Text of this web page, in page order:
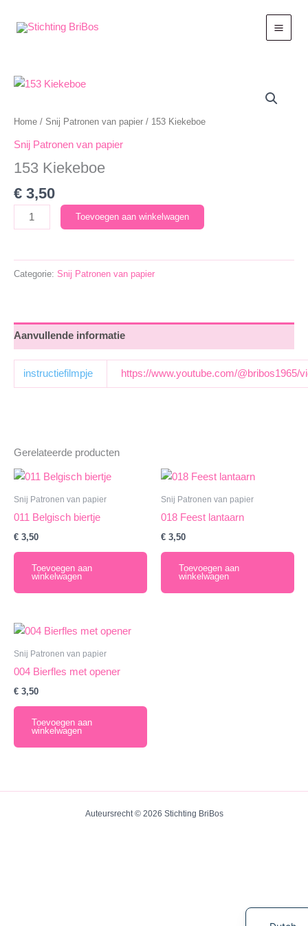
naar
Home / Snij Patronen van papier / 153 Kiekeboe
Snij Patronen van papier
153 Kiekeboe
€ 3,50
Kiekeboe
Toevoegen aan winkelwagen
Categorie: Snij Patronen van papier
Aanvullende informatie
instructiefilmpje https://www.youtube.com/@bribos1965/
Gerelateerde producten
Snij Patronen van papier
011 Belgisch biertje
€ 3,50
Toevoegen aan
winkelwagen
Snij Patronen van papier
018 Feest lantaarn
€ 3,50
Toevoegen aan
winkelwagen
Snij Patronen van papier
004 Bierfles met opener
€ 3,50
Toevoegen aan
winkelwagen
Auteursrecht © 2026 Stichting BriBos